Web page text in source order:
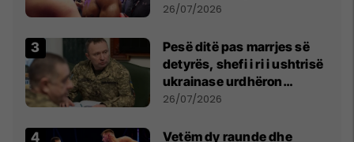
26/07/2026
Pesë ditë pas marrjes së
detyrës, shefi i ri i ushtrisë
ukrainase urdhëron
kontroll të madh
26/07/2026
Vetëm dy raunde dhe